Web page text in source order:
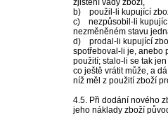
zjištění vady zboží,
b) použil-li kupující
c) nezpůsobil-li
nezměněném stavu
d) prodal-li kupující
spotřeboval-li je, anebo
použití; stalo-li se tak
co ještě vrátit může, a
níž měl z použití zboží
4.5. Při dodání nového
jeho náklady zboží